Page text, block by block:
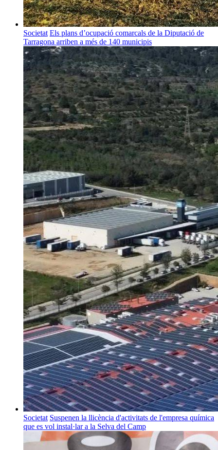
Societat Els plans d’ocupació comarcals de la Diputació de
Tarragona arriben a més de 140 municipis
Societat Suspenen la llicència d'activitats de l'empresa química
que es vol instal·lar a la Selva del Camp